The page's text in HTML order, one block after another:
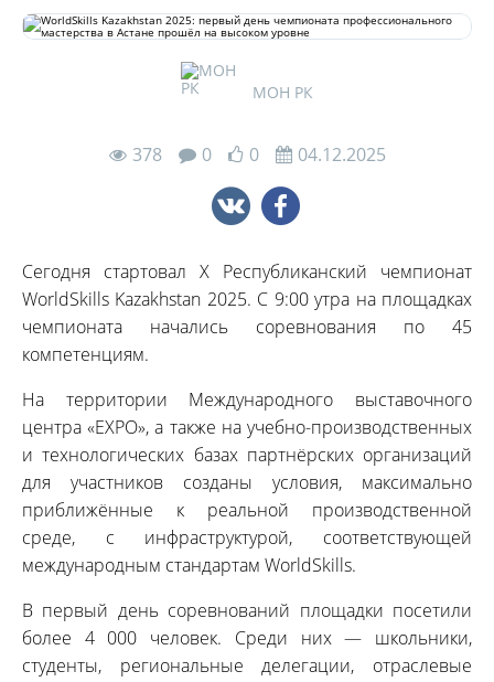
МОН РК
378 0 0 04.12.2025
Сегодня стартовал X Республиканский чемпионат
WorldSkills Kazakhstan 2025. С 9:00 утра на площадках
чемпионата начались соревнования по 45
компетенциям.
На территории Международного выставочного
центра «EXPO», а также на учебно-производственных
и технологических базах партнёрских организаций
для участников созданы условия, максимально
приближённые к реальной производственной
среде, с инфраструктурой, соответствующей
международным стандартам WorldSkills.
В первый день соревнований площадки посетили
более 4 000 человек. Среди них — школьники,
студенты, региональные делегации, отраслевые